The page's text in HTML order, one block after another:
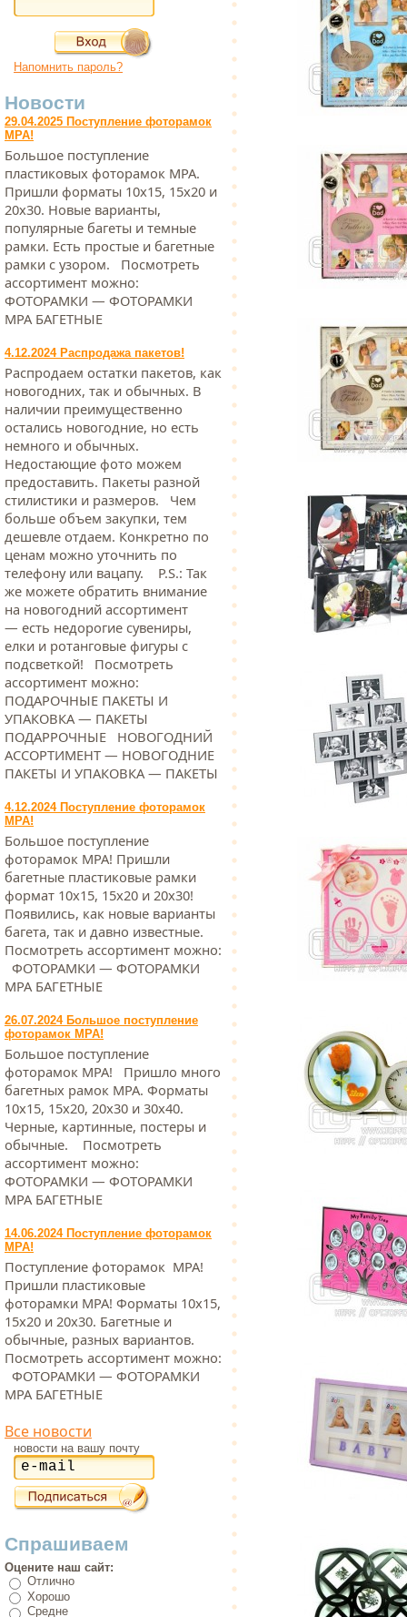
Напомнить пароль?
Новости
29.04.2025 Поступление фоторамок
МРА!
Большое поступление
пластиковых фоторамок МРА.
Пришли форматы 10х15, 15х20 и
20х30. Новые варианты,
популярные багеты и темные
рамки. Есть простые и багетные
рамки с узором. Посмотреть
ассортимент можно:
ФОТОРАМКИ — ФОТОРАМКИ
МРА БАГЕТНЫЕ
4.12.2024 Распродажа пакетов!
Распродаем остатки пакетов, как
новогодних, так и обычных. В
наличии преимущественно
остались новогодние, но есть
немного и обычных.
Недостающие фото можем
предоставить. Пакеты разной
стилистики и размеров. Чем
больше объем закупки, тем
дешевле отдаем. Конкретно по
ценам можно уточнить по
телефону или вацапу. Р.S.: Так
же можете обратить внимание
на новогодний ассортимент
— есть недорогие сувениры,
елки и ротанговые фигуры с
подсветкой! Посмотреть
ассортимент можно:
ПОДАРОЧНЫЕ ПАКЕТЫ И
УПАКОВКА — ПАКЕТЫ
ПОДАРРОЧНЫЕ НОВОГОДНИЙ
АССОРТИМЕНТ — НОВОГОДНИЕ
ПАКЕТЫ И УПАКОВКА — ПАКЕТЫ
4.12.2024 Поступление фоторамок
МРА!
Большое поступление
фоторамок МРА! Пришли
багетные пластиковые рамки
формат 10х15, 15х20 и 20х30!
Появились, как новые варианты
багета, так и давно известные.
Посмотреть ассортимент можно:
ФОТОРАМКИ — ФОТОРАМКИ
МРА БАГЕТНЫЕ
26.07.2024 Большое поступление
фоторамок МРА!
Большое поступление
фоторамок МРА! Пришло много
багетных рамок МРА. Форматы
10х15, 15х20, 20х30 и 30х40.
Черные, картинные, постеры и
обычные. Посмотреть
ассортимент можно:
ФОТОРАМКИ — ФОТОРАМКИ
МРА БАГЕТНЫЕ
14.06.2024 Поступление фоторамок
МРА!
Поступление фоторамок МРА!
Пришли пластиковые
фоторамки МРА! Форматы 10х15,
15х20 и 20х30. Багетные и
обычные, разных вариантов.
Посмотреть ассортимент можно:
ФОТОРАМКИ — ФОТОРАМКИ
МРА БАГЕТНЫЕ
Все новости
новости на вашу почту
Спрашиваем
Оцените наш сайт:
Отлично
Хорошо
Средне